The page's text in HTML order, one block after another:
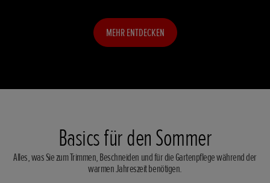
MEHR ENTDECKEN
MEHR ENTDECKEN
MEHR ENTDECKEN
MEHR ENTDECKEN
Basics für den Sommer
Alles, was Sie zum Trimmen, Beschneiden und für die Gartenpflege während der
warmen Jahreszeit benötigen.